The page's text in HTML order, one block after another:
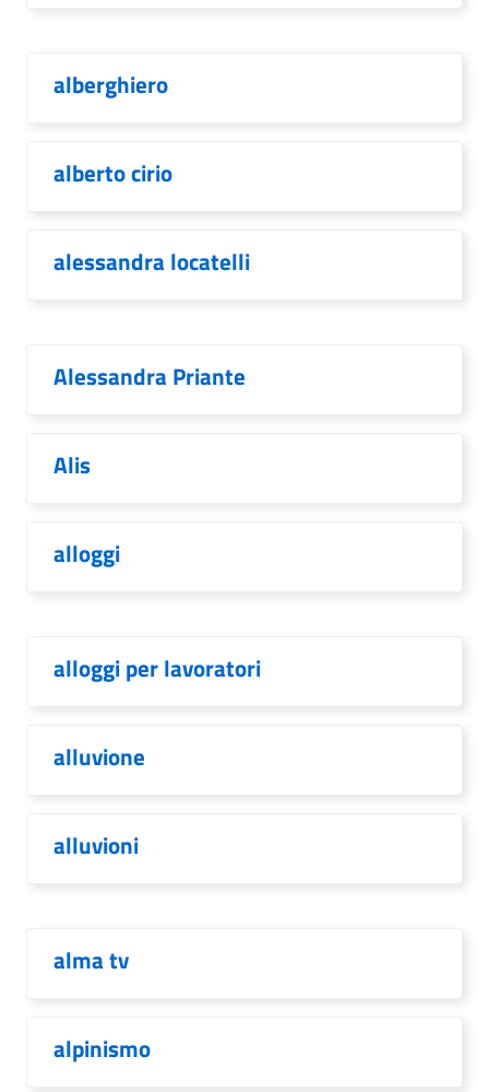
alberghiero
alberto cirio
alessandra locatelli
Alessandra Priante
Alis
alloggi
alloggi per lavoratori
alluvione
alluvioni
alma tv
alpinismo